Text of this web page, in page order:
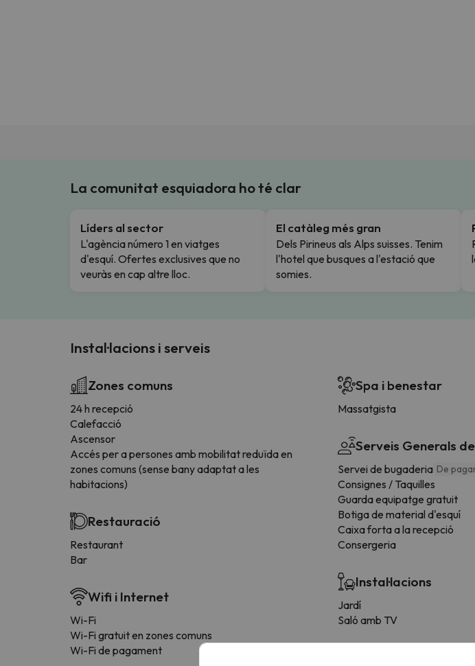
La comunitat esquiadora ho té clar
Líders al sector
L'agència número 1 en viatges
d'esquí. Ofertes exclusives que no
veuràs en cap altre lloc.
El catàleg més gran
Dels Pirineus als Alps suisses. Tenim
l'hotel que busques a l'estació que
somies.
Instal·lacions i serveis
Zones comuns
24 h recepció
Calefacció
Ascensor
Accés per a persones amb mobilitat reduïda en
zones comuns (sense bany adaptat a les
habitacions)
Restauració
Restaurant
Bar
Wifi i Internet
Wi-Fi
Wi-Fi gratuit en zones comuns
Wi-Fi de pagament
Spa i benestar
Massatgista
Serveis Generals
Servei de bugaderia De
Consignes / Taquilles
Guarda equipatge gratuit
Botiga de material d'esquí
Caixa forta a la recepció
Consergeria
Instal·lacions
Jardí
Saló amb TV